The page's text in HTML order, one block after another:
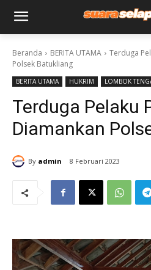
Beranda BERITA UTAMA
Terduga
Polsek Batukliang
BERITA UTAMA HUKRIM LOMBOK
Terduga Pelaku
Diamankan
By admin 8 Februari 2023